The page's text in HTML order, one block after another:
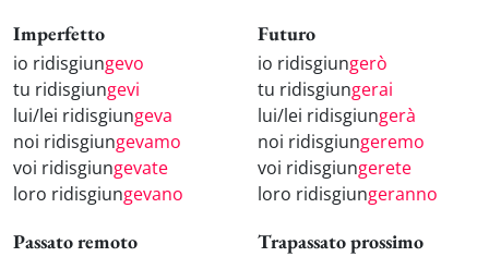
Imperfetto
io ridisgiungevo
tu ridisgiungevi
lui/lei ridisgiungeva
noi ridisgiungevamo
voi ridisgiungevate
loro ridisgiungevano
Futuro
io ridisgiungerò
tu ridisgiungerai
lui/lei ridisgiungerà
noi ridisgiungeremo
voi ridisgiungerete
loro ridisgiungeranno
Passato remoto Trapassato prossimo